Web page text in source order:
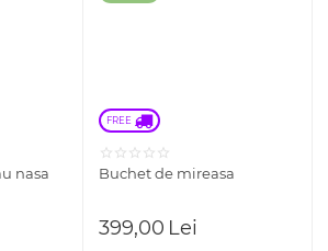
nasa
FREE
Buchet de mireasa
399,00 Lei